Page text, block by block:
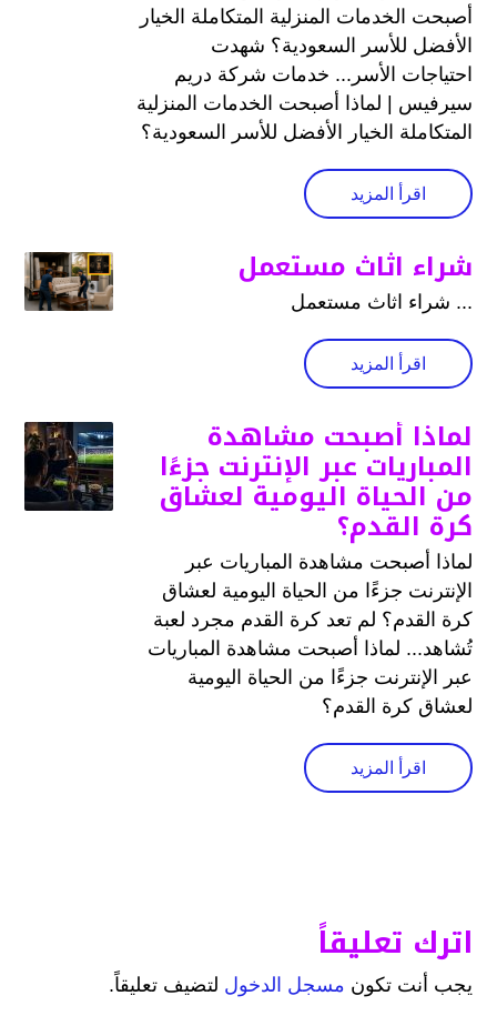
أصبحت الخدمات المنزلية المتكاملة الخيار
الأفضل للأسر السعودية؟ شهدت
احتياجات الأسر... خدمات شركة دريم
سيرفيس | لماذا أصبحت الخدمات المنزلية
المتكاملة الخيار الأفضل للأسر السعودية؟
اقرأ المزيد
شراء اثاث مستعمل
... شراء اثاث مستعمل
اقرأ المزيد
لماذا أصبحت مشاهدة
المباريات عبر الإنترنت جزءًا
من الحياة اليومية لعشاق
كرة القدم؟
لماذا أصبحت مشاهدة المباريات عبر
الإنترنت جزءًا من الحياة اليومية لعشاق
كرة القدم؟ لم تعد كرة القدم مجرد لعبة
تُشاهد... لماذا أصبحت مشاهدة المباريات
عبر الإنترنت جزءًا من الحياة اليومية
لعشاق كرة القدم؟
اقرأ المزيد
اترك تعليقاً
يجب أنت تكون مسجل الدخول لتضيف تعليقاً.